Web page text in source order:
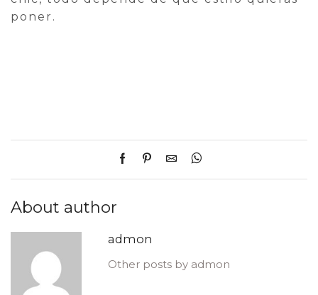
poner.
About author
admon
Other posts by admon